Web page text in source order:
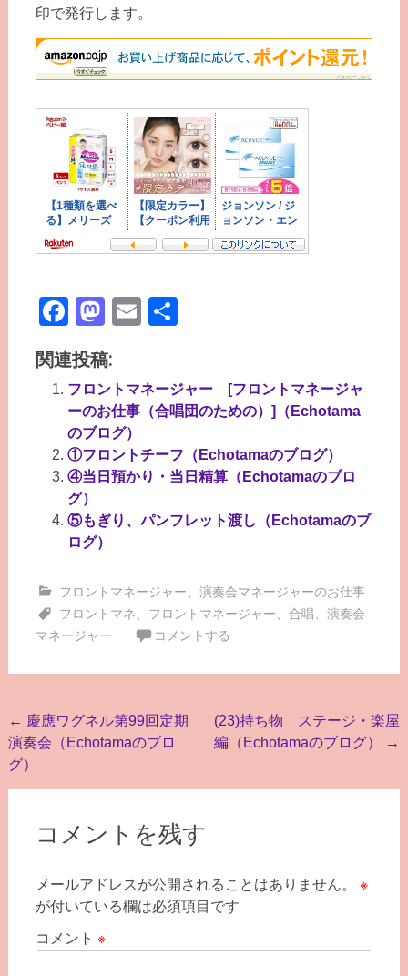
印で発行します。
Facebook
Mastodon
Email
共
関連投稿:
フロントマネージャー [フロントマネージャ
ーのお仕事（合唱団のための）]（Echotama
のブログ）
①フロントチーフ（Echotamaのブログ）
④当日預かり・当日精算（Echotamaのブロ
グ）
⑤もぎり、パンフレット渡し（Echotamaのブ
ログ）
フロントマネージャー
演奏会マネージャーのお仕事
フロントマネ
フロントマネージャー 合唱
演奏会
マネージャー
コメントする
投
稿
← 慶應ワグネル第99回定期
演奏会（Echotamaのブロ
グ）
(23)持ち物 ステージ・楽屋
編（Echotamaのブログ）
→
コメントを残す
メールアドレスが公開されることはありません。
※
が付いている欄は必須項目です
コメント ※